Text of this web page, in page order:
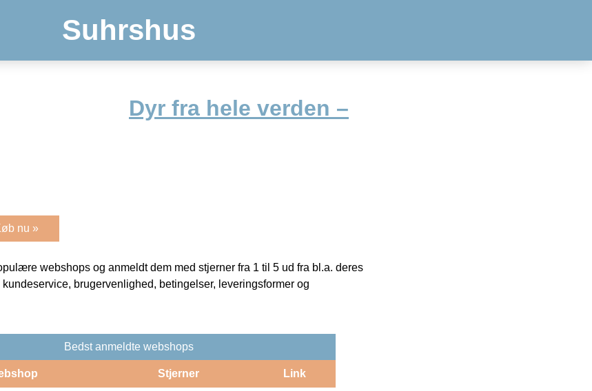
Suhrshus
Dyr fra hele verden –
nu »
webshops og anmeldt dem med stjerner fra 1 til 5 ud fra bl.a. deres
brugervenlighed, betingelser, leveringsformer og
Bedst anmeldte webshops
Stjerner Link